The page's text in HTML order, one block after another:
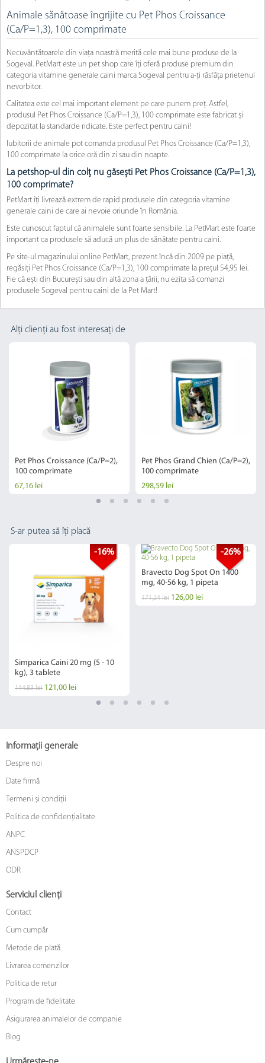
Animale sănătoase îngrijite cu Pet Phos Croissance
(Ca/P=1,3), 100 comprimate
Necuvântătoarele din viața noastră merită cele mai bune produse de la
Sogeval. PetMart este un pet shop care îți oferă produse premium din
categoria vitamine generale caini marca Sogeval pentru a-ți răsfăța prietenul
nevorbitor.
Calitatea este cel mai important element pe care punem preț. Astfel,
produsul Pet Phos Croissance (Ca/P=1,3), 100 comprimate este fabricat și
depozitat la standarde ridicate. Este perfect pentru caini!
Iubitorii de animale pot comanda produsul Pet Phos Croissance (Ca/P=1,3),
100 comprimate la orice oră din zi sau din noapte.
La petshop-ul din colț nu găsești Pet Phos Croissance (Ca/P=1,3),
100 comprimate?
PetMart îți livrează extrem de rapid produsele din categoria vitamine
generale caini de care ai nevoie oriunde în România.
Este cunoscut faptul că animalele sunt foarte sensibile. La PetMart este foarte
important ca produsele să aducă un plus de sănătate pentru caini.
Pe site-ul magazinului online PetMart, prezent încă din 2009 pe piață,
regăsiți Pet Phos Croissance (Ca/P=1,3), 100 comprimate la prețul 54,95 lei.
Fie că ești din București sau din altă zona a țării, nu ezita să comanzi
produsele Sogeval pentru caini de la Pet Mart!
Alți clienți au fost interesați de
Pet Phos Croissance (Ca/P=2),
100 comprimate
67,16 lei
Pet Phos Grand Chien (Ca/P=2),
100 comprimate
298,59 lei
S-ar putea să îți placă
-16%
Simparica Caini 20 mg (5 - 10
kg), 3 tablete
144,83 lei 121,00 lei
-26%
Bravecto Dog Spot On 1400
mg, 40-56 kg, 1 pipeta
171,24 lei 126,00 lei
Informații generale
Despre noi
Date firmă
Termeni și condiții
Politica de confidențialitate
ANPC
ANSPDCP
ODR
Serviciul clienți
Contact
Cum cumpăr
Metode de plată
Livrarea comenzilor
Politica de retur
Program de fidelitate
Asigurarea animalelor de companie
Blog